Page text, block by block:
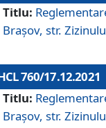
Titlu:
Brașov, str.
760/17.12.2021
Titlu:
Brașov, str.